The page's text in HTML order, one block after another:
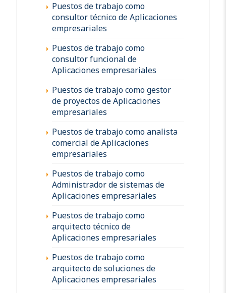
Puestos de trabajo como
consultor técnico de Aplicaciones
empresariales
Puestos de trabajo como
consultor funcional de
Aplicaciones empresariales
Puestos de trabajo como gestor
de proyectos de Aplicaciones
empresariales
Puestos de trabajo como analista
comercial de Aplicaciones
empresariales
Puestos de trabajo como
Administrador de sistemas de
Aplicaciones empresariales
Puestos de trabajo como
arquitecto técnico de
Aplicaciones empresariales
Puestos de trabajo como
arquitecto de soluciones de
Aplicaciones empresariales